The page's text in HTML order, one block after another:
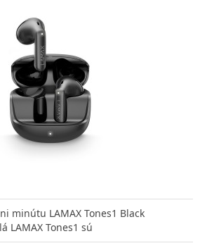
minútu LAMAX Tones1 Black
LAMAX Tones1 sú